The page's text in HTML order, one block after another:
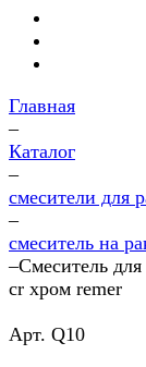
Главная
–
Каталог
–
смесители для
–
смеситель на
–Смеситель
cr хром remer
Арт. Q10